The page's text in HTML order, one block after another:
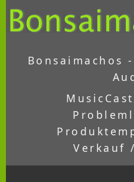
Bonsaimachos
MusicCast
Verkauf